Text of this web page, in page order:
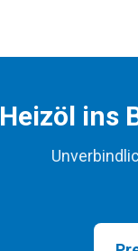
Heizöl ins